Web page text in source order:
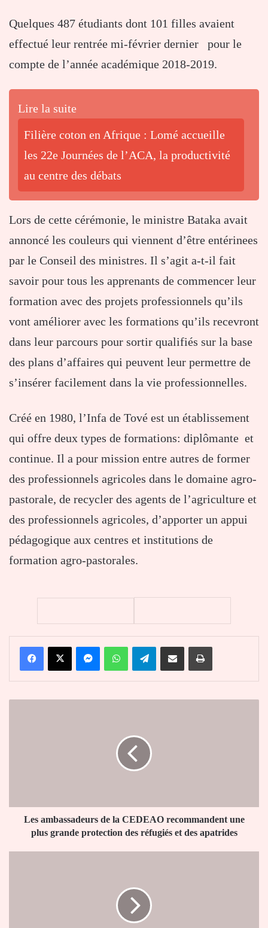
Quelques 487 étudiants dont 101 filles avaient
effectué leur rentrée mi-février dernier pour le
compte de l’année académique 2018-2019.
Lire la suite
Filière coton en Afrique : Lomé accueille
les 22e Journées de l’ACA, la productivité
au centre des débats
Lors de cette cérémonie, le ministre Bataka avait
annoncé les couleurs qui viennent d’être entérinees
par le Conseil des ministres. Il s’agit a-t-il fait
savoir pour tous les apprenants de commencer leur
formation avec des projets professionnels qu’ils
vont améliorer avec les formations qu’ils recevront
dans leur parcours pour sortir qualifiés sur la base
des plans d’affaires qui peuvent leur permettre de
s’insérer facilement dans la vie professionnelles.
Créé en 1980, l’Infa de Tové est un établissement
qui offre deux types de formations: diplômante et
continue. Il a pour mission entre autres de former
des professionnels agricoles dans le domaine agro-
pastorale, de recycler des agents de l’agriculture et
des professionnels agricoles, d’apporter un appui
pédagogique aux centres et institutions de
formation agro-pastorales.
FacebookX MessengerWhatsAppTelegramPartager par email Imprimer
grande
protection
Les ambassadeurs de la CEDEAO recommandent une
plus grande protection des réfugiés et des apatrides